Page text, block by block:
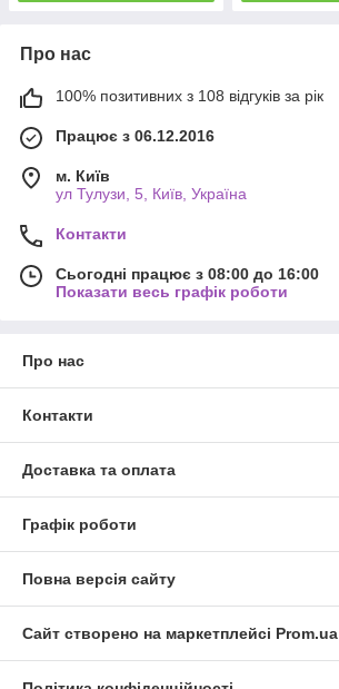
Про нас
100% позитивних з 108 відгуків за рік
Працює з 06.12.2016
м. Київ
ул Тулузи, 5, Київ, Україна
Контакти
Сьогодні працює з 08:00 до 16:00
Показати весь графік роботи
Про нас
Контакти
Доставка та оплата
Графік роботи
Повна версія сайту
Сайт створено на маркетплейсі Prom.ua